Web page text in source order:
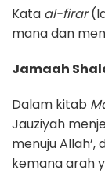
Kata al-firar
mana dan
Jamaah
Dalam kitab
Jauziyah
menuju
kemana arah